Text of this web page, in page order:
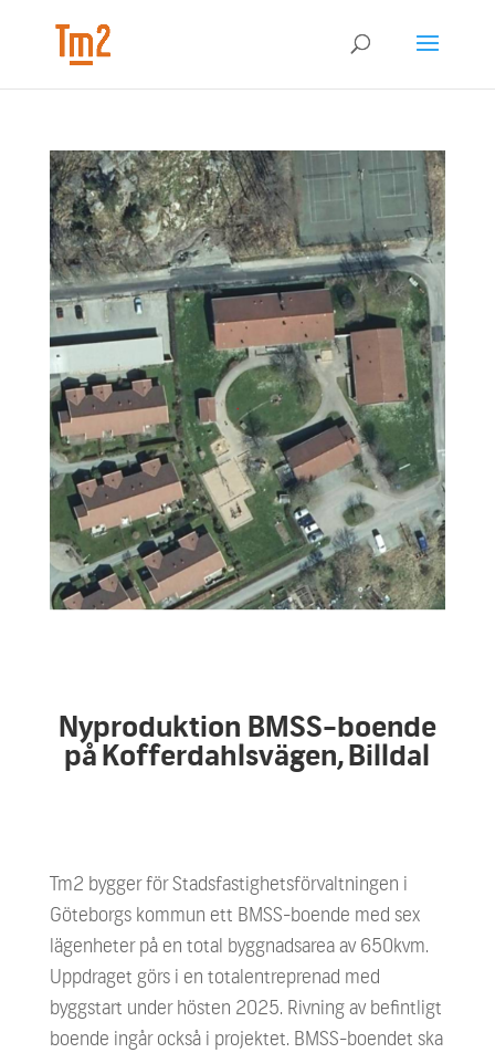
Nyproduktion BMSS-boende
på Kofferdahlsvägen, Billdal
Tm2 bygger för Stadsfastighetsförvaltningen i
Göteborgs kommun ett BMSS-boende med sex
lägenheter på en total byggnadsarea av 650kvm.
Uppdraget görs i en totalentreprenad med
byggstart under hösten 2025. Rivning av befintligt
boende ingår också i projektet. BMSS-boendet ska